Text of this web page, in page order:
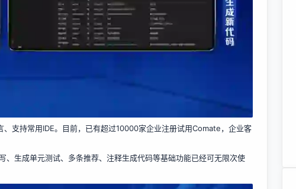
支持常用IDE。目前，已有超过10000家企业注册试用Comate，企业客
生成单元测试、多条推荐、注释生成代码等基础功能已经可无限次使